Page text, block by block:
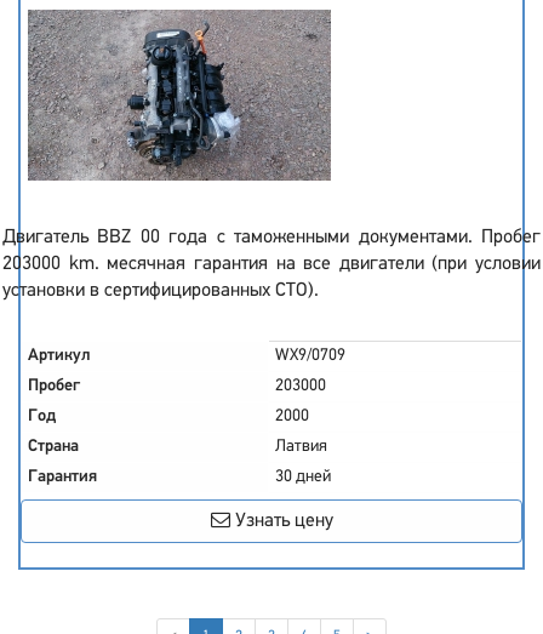
Двигатель BBZ 00 года с таможенными документами. Пробег
203000 km. месячная гарантия на все двигатели (при условии
установки в сертифицированных СТО).
Артикул
WX9/0709
Пробег
203000
Год
2000
Страна
Латвия
Гарантия
30 дней
Узнать цену